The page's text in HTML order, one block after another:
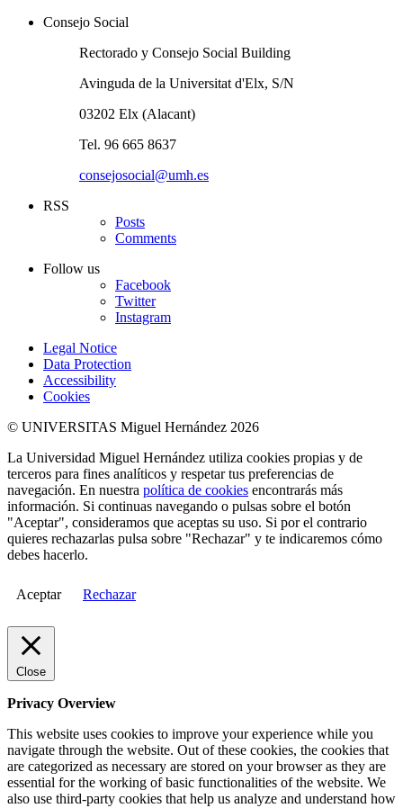
Consejo Social
Rectorado y Consejo Social Building
Avinguda de la Universitat d'Elx, S/N
03202 Elx (Alacant)
Tel. 96 665 8637
consejosocial@umh.es
RSS
Posts
Comments
Follow us
Facebook
Twitter
Instagram
Legal Notice
Data Protection
Accessibility
Cookies
© UNIVERSITAS Miguel Hernández 2026
La Universidad Miguel Hernández utiliza cookies propias y de
terceros para fines analíticos y respetar tus preferencias de
navegación. En nuestra política de cookies encontrarás más
información. Si continuas navegando o pulsas sobre el botón
"Aceptar", consideramos que aceptas su uso. Si por el contrario
quieres rechazarlas pulsa sobre "Rechazar" y te indicaremos cómo
debes hacerlo.
Aceptar Rechazar
Close
Privacy Overview
This website uses cookies to improve your experience while you
navigate through the website. Out of these cookies, the cookies that
are categorized as necessary are stored on your browser as they are
essential for the working of basic functionalities of the website. We
also use third-party cookies that help us analyze and understand how